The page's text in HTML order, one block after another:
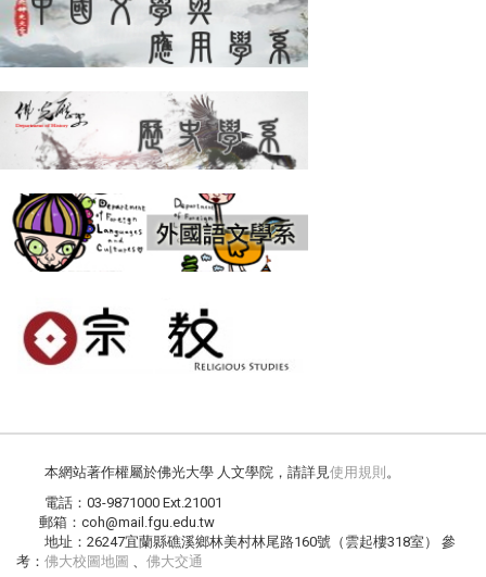
本網站著作權屬於佛光大學 人文學院，請詳見使用規則 。
電話：03-9871000 Ext.21001
郵箱：coh@mail.fgu.edu.tw
地址：26247宜蘭縣礁溪鄉林美村林尾路160號（雲起樓318室） 參
考： 佛大校圖地圖 、 佛大交通